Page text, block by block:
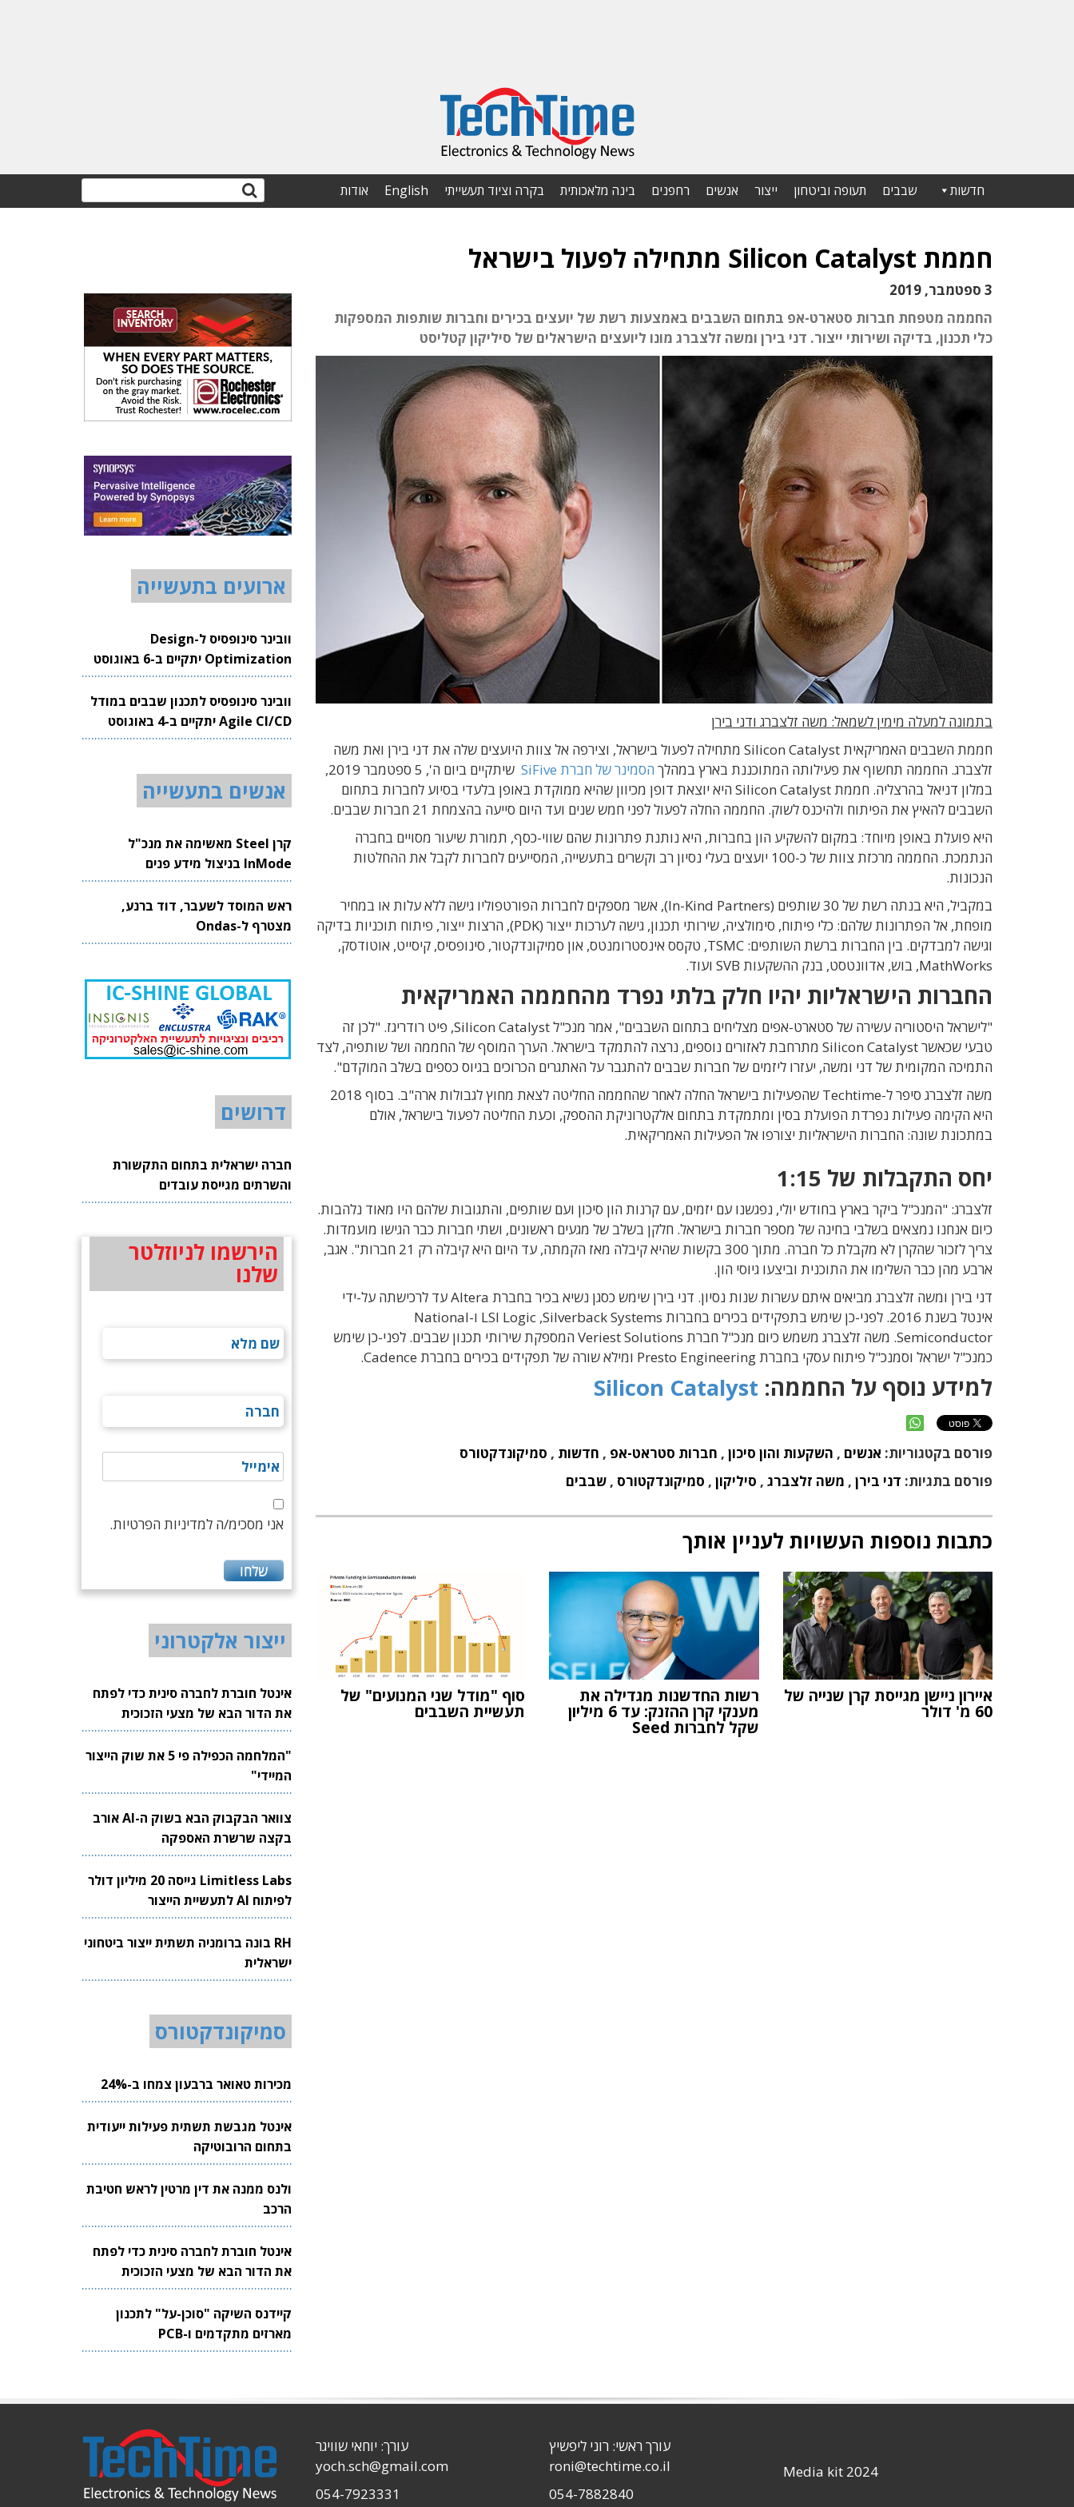
חדשות שבבים תעופה וביטחון ייצור אנשים רחפנים בינה מלאכותית בקרה וציוד תעשייתי English אודות
חממת Silicon Catalyst מתחילה לפעול בישראל
3 ספטמבר, 2019
החממה מטפחת חברות סטארט-אפ בתחום השבבים באמצעות רשת של יועצים בכירים וחברות שותפות המספקות
כלי תכנון, בדיקה ושירותי ייצור. דני בירן ומשה זלצברג מונו ליועצים הישראלים של סיליקון קטליסט
בתמונה למעלה מימין לשמאל: משה זלצברג ודני בירן
חממת השבבים האמריקאית Silicon Catalyst מתחילה לפעול בישראל, וצירפה אל צוות היועצים שלה את דני בירן ואת משה
זלצברג. החממה תחשוף את פעילותה המתוכננת בארץ במהלך הסמינר של חברת SiFive
שיתקיים ביום ה', 5 ספטמבר 2019,
במלון דניאל בהרצליה. חממת Silicon Catalyst היא יוצאת דופן מכיוון שהיא ממוקדת באופן בלעדי בסיוע לחברות בתחום
השבבים להאיץ את הפיתוח ולהיכנס לשוק. החממה החלה לפעול לפני חמש שנים ועד היום סייעה בהצמחת 21 חברות שבבים.
היא פועלת באופן מיוחד: במקום להשקיע הון בחברות, היא נותנת פתרונות שהם שווי-כסף, תמורת שיעור מסויים בחברה
הנתמכת. החממה מרכזת צוות של כ-100 יועצים בעלי נסיון רב וקשרים בתעשייה, המסייעים לחברות לקבל את ההחלטות
הנכונות.
במקביל, היא בנתה רשת של 30 שותפים (In-Kind Partners), אשר מספקים לחברות הפורטפוליו גישה ללא עלות או במחיר
מופחת, אל הפתרונות שלהם: כלי פיתוח, סימולציה, שירותי תכנון, גישה לערכות ייצור (PDK), הרצות ייצור, פיתוח תוכניות בדיקה
וגישה למבדקים. בין החברות ברשת השותפים: TSMC, טקסס אינסטרומנטס, און סמיקונדקטור, סינופסיס, קיסייט, אוטודסק,
MathWorks, בוש, אדוונטסט, בנק ההשקעות SVB ועוד.
החברות הישראליות יהיו חלק בלתי נפרד מהחממה האמריקאית
"לישראל היסטוריה עשירה של סטארט-אפים מצליחים בתחום השבבים", אמר מנכ"ל Silicon Catalyst, פיט רודריגז. "לכן זה
טבעי שכאשר Silicon Catalyst מתרחבת לאזורים נוספים, נרצה להתמקד בישראל. הערך המוסף של החממה ושל שותפיה, לצד
התמיכה המקומית של דני ומשה, יעזרו ליזמים של חברות שבבים להתגבר על האתגרים הכרוכים בגיוס כספים בשלב המוקדם".
משה זלצברג סיפר ל-Techtime שהפעילות בישראל החלה לאחר שהחממה החליטה לצאת מחוץ לגבולות ארה"ב. בסוף 2018
היא הקימה פעילות נפרדת הפועלת בסין ומתמקדת בתחום אלקטרוניקת ההספק, וכעת החליטה לפעול בישראל, אולם
במתכונת שונה: החברות הישראליות יצורפו אל הפעילות האמריקאית.
יחס התקבלות של 1:15
זלצברג: "המנכ"ל ביקר בארץ בחודש יולי, נפגשנו עם יזמים, עם קרנות הון סיכון ועם שותפים, והתגובות שלהם היו מאוד נלהבות.
כיום אנחנו נמצאים בשלבי בחינה של מספר חברות בישראל. חלקן בשלב של מגעים ראשונים, ושתי חברות כבר הגישו מועמדות.
צריך לזכור שהקרן לא מקבלת כל חברה. מתוך 300 בקשות שהיא קיבלה מאז הקמתה, עד היום היא קיבלה רק 21 חברות". אגב,
ארבע מהן כבר השלימו את התוכנית וביצעו גיוסי הון.
דני בירן ומשה זלצברג מביאים איתם עשרות שנות נסיון. דני בירן שימש כסגן נשיא בכיר בחברת Altera עד לרכישתה על-ידי
אינטל בשנת 2016. לפני-כן שימש בתפקידים בכירים בחברות LSI Logic ,Silverback Systems ו-National
Semiconductor. משה זלצברג משמש כיום מנכ"ל חברת Veriest Solutions המספקת שירותי תכנון שבבים. לפני-כן שימש
כמנכ"ל ישראל וסמנכ"ל פיתוח עסקי בחברת Presto Engineering ומילא שורה של תפקידים בכירים בחברת Cadence.
למידע נוסף על החממה: Silicon Catalyst
פורסם בקטגוריות: אנשים , השקעות והון סיכון , חברות סטראט-אפ , חדשות , סמיקונדקטורס
פורסם בתגיות: דני בירן , משה זלצברג , סיליקון , סמיקונדקטורס , שבבים
כתבות נוספות העשויות לעניין אותך
איירון ניישן מגייסת קרן שנייה של
60 מ' דולר
רשות החדשנות מגדילה את
מענקי קרן ההזנק: עד 6 מיליון
שקל לחברות Seed
סוף "מודל שני המנועים" של
תעשיית השבבים
ארועים בתעשייה
וובינר סינופסיס ל-Design
Optimization יתקיים ב-6 באוגוסט
2026
וובינר סינופסיס לתכנון שבבים במודל
Agile CI/CD יתקיים ב-4 באוגוסט
2026
אנשים בתעשייה
קרן Steel מאשימה את מנכ"ל
InMode בניצול מידע פנים
ראש המוסד לשעבר, דוד ברנע,
מצטרף ל-Ondas
דרושים
חברה ישראלית בתחום התקשורת
והשרתים מגייסת עובדים
הירשמו לניוזלטר
שלנו
אני מסכימ/ה למדיניות הפרטיות.
ייצור אלקטרוני
אינטל חוברת לחברה סינית כדי לפתח
את הדור הבא של מצעי הזכוכית
לשבבים
"המלחמה הכפילה פי 5 את שוק הייצור
המיידי"
צוואר הבקבוק הבא בשוק ה-AI אורב
בקצה שרשרת האספקה
Limitless Labs גייסה 20 מיליון דולר
לפיתוח AI לתעשיית הייצור
RH בונה ברומניה תשתית ייצור ביטחוני
ישראלית
סמיקונדקטורס
מכירות טאואר ברבעון צמחו ב-24%
אינטל מגבשת תשתית פעילות ייעודית
בתחום הרובוטיקה
ולנס ממנה את דין מרטין לראש חטיבת
הרכב
אינטל חוברת לחברה סינית כדי לפתח
את הדור הבא של מצעי הזכוכית
לשבבים
קיידנס השיקה "סוכן-על" לתכנון
מארזים מתקדמים ו-PCB
Media kit 2024
עורך ראשי: רוני ליפשיץ
roni@techtime.co.il
054-7882840
עורך: יוחאי שוויגר
yoch.sch@gmail.com
054-7923331